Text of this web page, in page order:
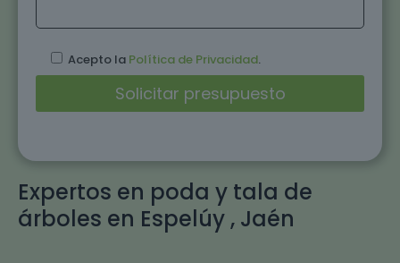
Expertos en poda y tala de
árboles en Espelúy , Jaén
Acepto la Política de Privacidad.